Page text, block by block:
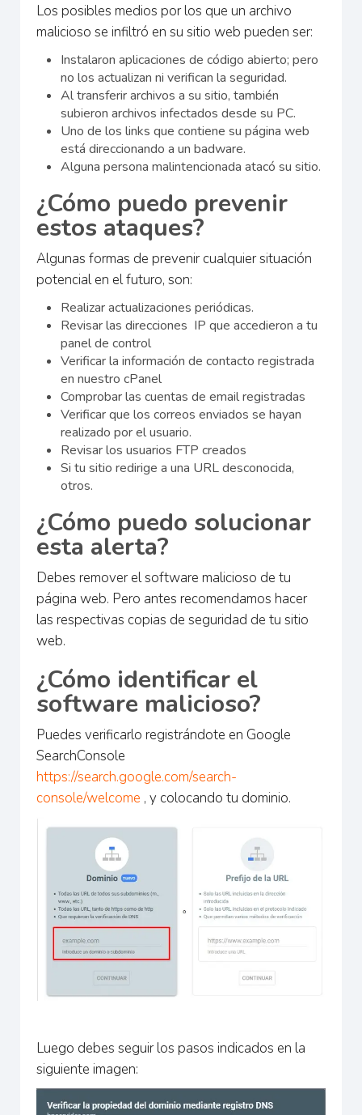
Los posibles medios por los que un archivo
malicioso se infiltró en su sitio web pueden ser:
Instalaron aplicaciones de código abierto; pero
no los actualizan ni verifican la seguridad.
Al transferir archivos a su sitio, también
subieron archivos infectados desde su PC.
Uno de los links que contiene su página web
está direccionando a un badware.
Alguna persona malintencionada atacó su sitio.
¿Cómo puedo prevenir
estos ataques?
Algunas formas de prevenir cualquier situación
potencial en el futuro, son:
Realizar actualizaciones periódicas.
Revisar las direcciones IP que accedieron a tu
panel de control
Verificar la información de contacto registrada
en nuestro cPanel
Comprobar las cuentas de email registradas
Verificar que los correos enviados se hayan
realizado por el usuario.
Revisar los usuarios FTP creados
Si tu sitio redirige a una URL desconocida,
otros.
¿Cómo puedo solucionar
esta alerta?
Debes remover el software malicioso de tu
página web. Pero antes recomendamos hacer
las respectivas copias de seguridad de tu sitio
web.
¿Cómo identificar el
software malicioso?
Puedes verificarlo registrándote en Google
SearchConsole
https://search.google.com/search-
console/welcome , y colocando tu dominio.
Luego debes seguir los pasos indicados en la
siguiente imagen: